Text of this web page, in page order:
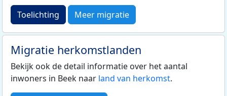
Toelichting Meer migratie
Migratie herkomstlanden
Bekijk ook de detail informatie over het aantal
inwoners in Beek naar land van herkomst.